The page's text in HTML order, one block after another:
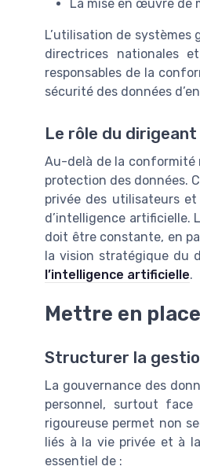
La mise en œuvre de
L’utilisation de
directrices nationales
responsables de la
sécurité des données
Le rôle du
Au-delà de la conformité
protection des données.
privée des utilisateurs
d’intelligence artificielle.
doit être constante, en
la vision stratégique du
l’intelligence artificielle.
Mettre en
Structurer la
La gouvernance des
personnel, surtout face
rigoureuse permet non
liés à la vie privée et à
essentiel de :